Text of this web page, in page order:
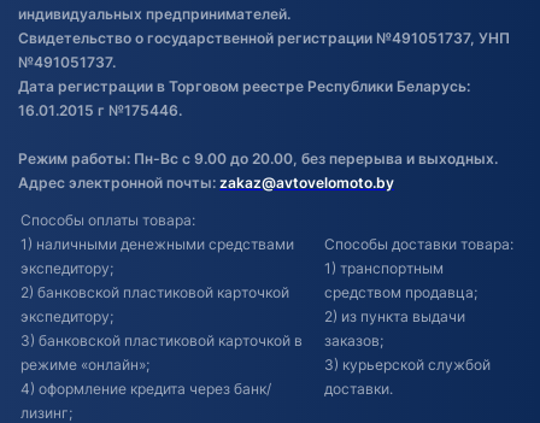
индивидуальных предпринимателей.
Свидетельство о государственной регистрации №491051737, УНП
№491051737.
Дата регистрации в Торговом реестре Республики Беларусь:
16.01.2015 г №175446.
Режим работы: Пн-Вс с 9.00 до 20.00, без перерыва и выходных.
Адрес электронной почты: zakaz@avtovelomoto.by
Способы оплаты товара:
1) наличными денежными средствами
экспедитору;
2) банковской пластиковой карточкой
экспедитору;
3) банковской пластиковой карточкой в
режиме «онлайн»;
4) оформление кредита через банк/
лизинг;
Способы доставки товара:
1) транспортным
средством продавца;
2) из пункта выдачи
заказов;
3) курьерской службой
доставки.